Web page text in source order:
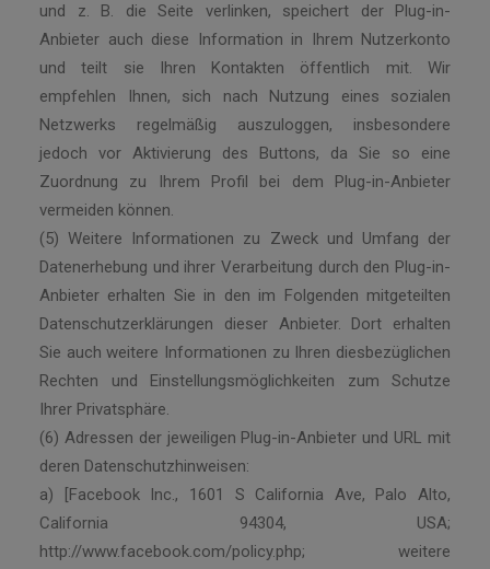
und z. B. die Seite verlinken, speichert der Plug-in-
Anbieter auch diese Information in Ihrem Nutzerkonto
und teilt sie Ihren Kontakten öffentlich mit. Wir
empfehlen Ihnen, sich nach Nutzung eines sozialen
Netzwerks regelmäßig auszuloggen, insbesondere
jedoch vor Aktivierung des Buttons, da Sie so eine
Zuordnung zu Ihrem Profil bei dem Plug-in-Anbieter
vermeiden können.
(5) Weitere Informationen zu Zweck und Umfang der
Datenerhebung und ihrer Verarbeitung durch den Plug-in-
Anbieter erhalten Sie in den im Folgenden mitgeteilten
Datenschutzerklärungen dieser Anbieter. Dort erhalten
Sie auch weitere Informationen zu Ihren diesbezüglichen
Rechten und Einstellungsmöglichkeiten zum Schutze
Ihrer Privatsphäre.
(6) Adressen der jeweiligen Plug-in-Anbieter und URL mit
deren Datenschutzhinweisen:
a) [Facebook Inc., 1601 S California Ave, Palo Alto,
California 94304, USA;
http://www.facebook.com/policy.php; weitere